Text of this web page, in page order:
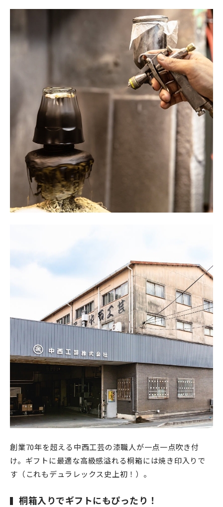
創業70年を超える中西工芸の漆職人が一点一点吹き付
け。 ギフトに最適な高級感溢れる桐箱には焼き印入りで
す（これもデュラレックス史上初！）。
桐箱入りでギフトにもぴったり！